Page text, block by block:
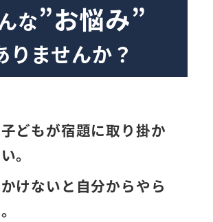
な”お悩み”
りませんか？
どもが宿題に取り掛か
。
けないと自分からやら